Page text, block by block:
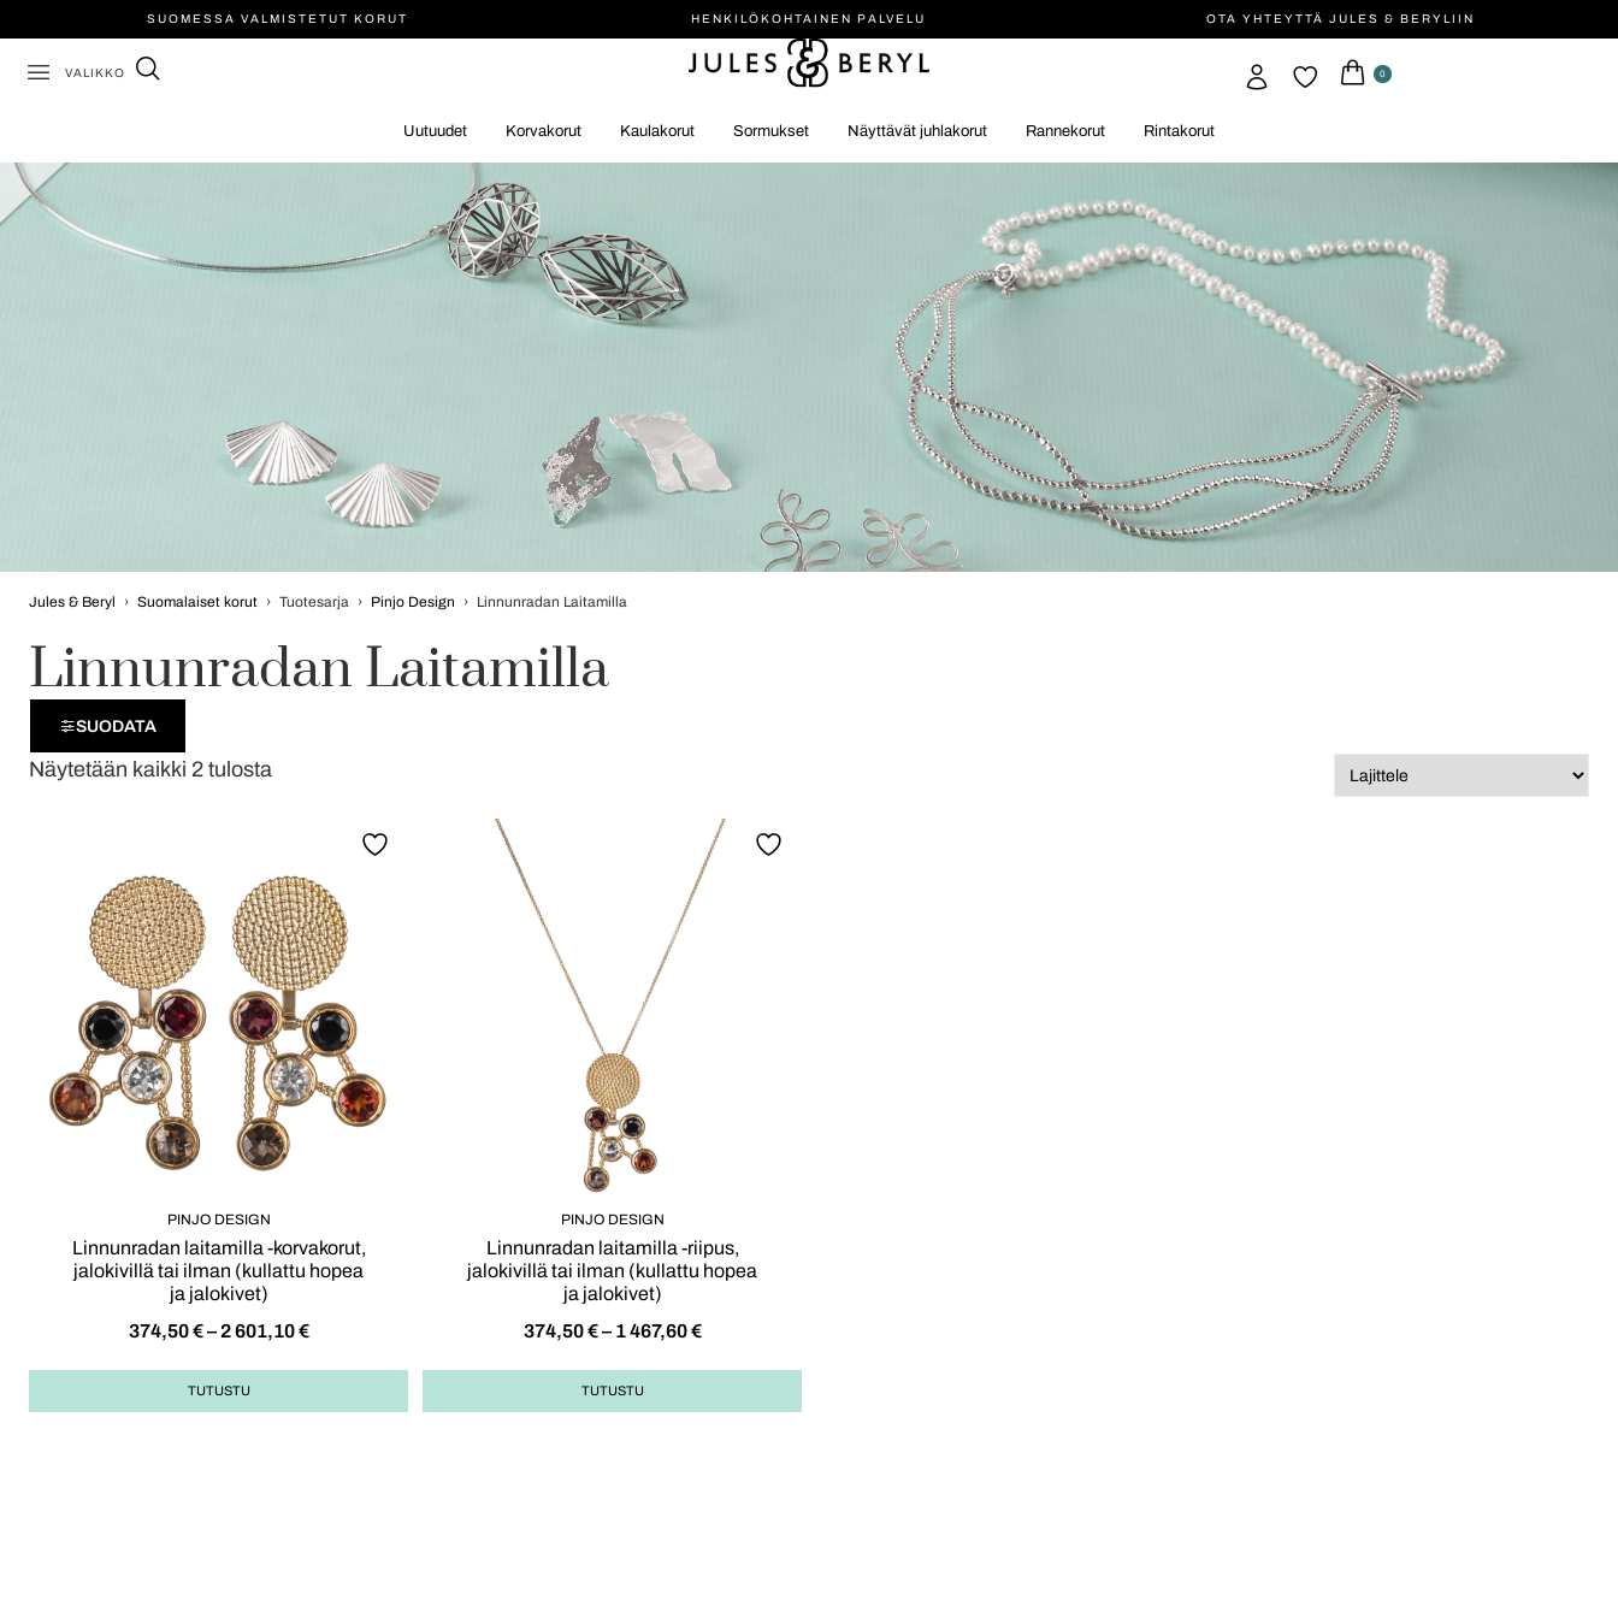
SUOMESSA VALMISTETUT KORUT HENKILÖ­KOHTAINEN PALVELU OTA YHTEYTTÄ JULES & BERYLIIN
VALIKKO 0
Uutuudet Korvakorut Kaulakorut Sormukset Näyttävät juhlakorut Rannekorut Rintakorut
Jules & Beryl › Suomalaiset korut › Tuotesarja › Pinjo Design › Linnunradan Laitamilla
Linnunradan Laitamilla
SUODATA
Näytetään kaikki 2 tulosta
PINJO DESIGN
Linnunradan laitamilla -korvakorut,
jalokivillä tai ilman (kullattu hopea
ja jalokivet)
374,50€ – 2 601,10€
TUTUSTU
PINJO DESIGN
Linnunradan laitamilla -riipus,
jalokivillä tai ilman (kullattu hopea
ja jalokivet)
374,50€ – 1 467,60€
TUTUSTU